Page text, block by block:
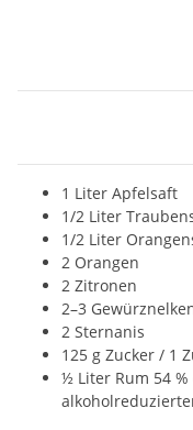
1 Liter Apfelsaft
1/2 Liter
1/2 Liter
2 Orangen
2 Zitronen
2–3
2 Sternanis
125 g Zucker / 1
½ Liter Rum 54